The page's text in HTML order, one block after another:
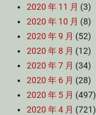
2020 年 11 月 (3)
2020 年 10 月 (8)
2020 年 9 月 (52)
2020 年 8 月 (12)
2020 年 7 月 (34)
2020 年 6 月 (28)
2020 年 5 月 (497)
2020 年 4 月 (721)